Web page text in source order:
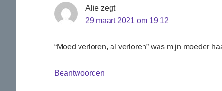
Alie zegt
29 maart 2021 om 19:12
“Moed verloren, al verloren” was mijn moeder
Beantwoorden